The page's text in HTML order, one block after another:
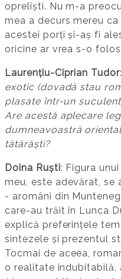
opreliști. Nu m-a
mea a decurs mereu
acestei porți și-aș fi
oricine ar vrea s-o
Laurențiu-Ciprian Tudor
exotic (dovadă stau
plasate într-un
Are acestă aplecare
dumneavoastră
tătărăști?
Doina Ruști: Figura
meu, este adevărat, se
- aromâni din
care-au trăit în Lunca
explică preferințele
sintezele și prezentul
Tocmai de aceea,
o realitate indubitabilă,